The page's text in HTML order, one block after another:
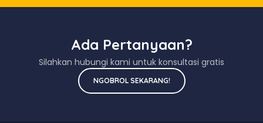
Ada Pertanyaan?
Silahkan hubungi kami untuk konsultasi gratis
NGOBROL SEKARANG!